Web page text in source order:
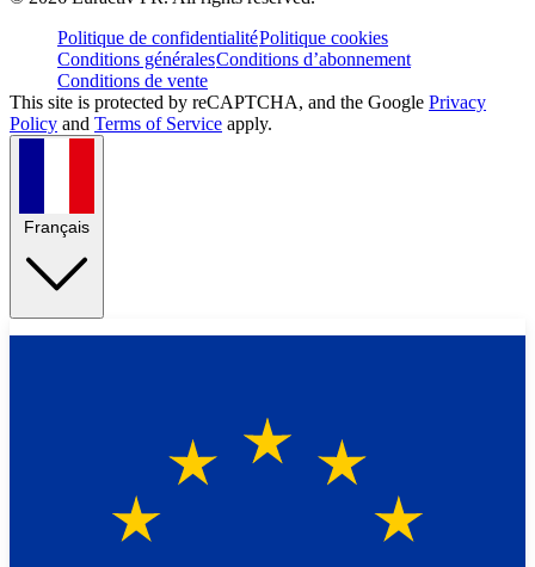
Politique de confidentialitéPolitique cookies
Conditions généralesConditions d’abonnement
Conditions de vente
This site is protected by reCAPTCHA, and the Google Privacy
Policy and Terms of Service apply.
Français